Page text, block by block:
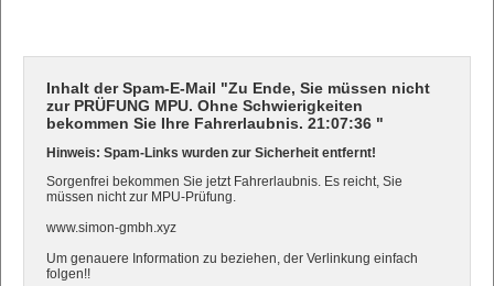
Inhalt der Spam-E-Mail "Zu Ende, Sie müssen nicht
zur PRÜFUNG MPU. Ohne Schwierigkeiten
bekommen Sie Ihre Fahrerlaubnis. 21:07:36 "
Hinweis: Spam-Links wurden zur Sicherheit entfernt!
Sorgenfrei bekommen Sie jetzt Fahrerlaubnis. Es reicht, Sie
müssen nicht zur MPU-Prüfung.
www.simon-gmbh.xyz
Um genauere Information zu beziehen, der Verlinkung einfach
folgen!!